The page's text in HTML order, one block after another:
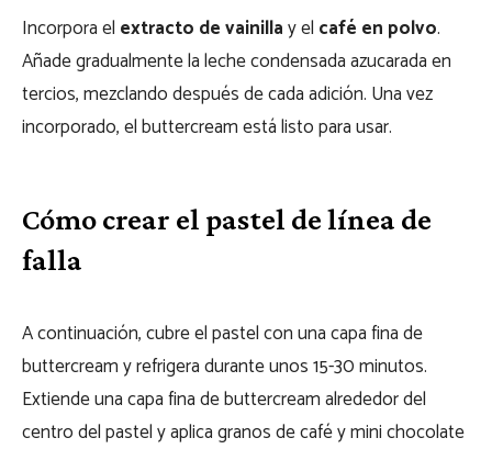
Incorpora el extracto de vainillay el café en polvo.
Añade gradualmente la leche condensada azucarada en
tercios, mezclando después de cada adición. Una vez
incorporado, el buttercream está listo para usar.
Cómo crear el pastel de línea de
falla
A continuación, cubre el pastel con una capa fina de
buttercream y refrigera durante unos 15-30 minutos.
Extiende una capa fina de buttercream alrededor del
centro del pastel y aplica granos de café y mini chocolate